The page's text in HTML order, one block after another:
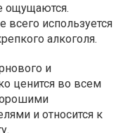
ощущаются.
используется
алкоголя.
и
ценится во всем
и относится к